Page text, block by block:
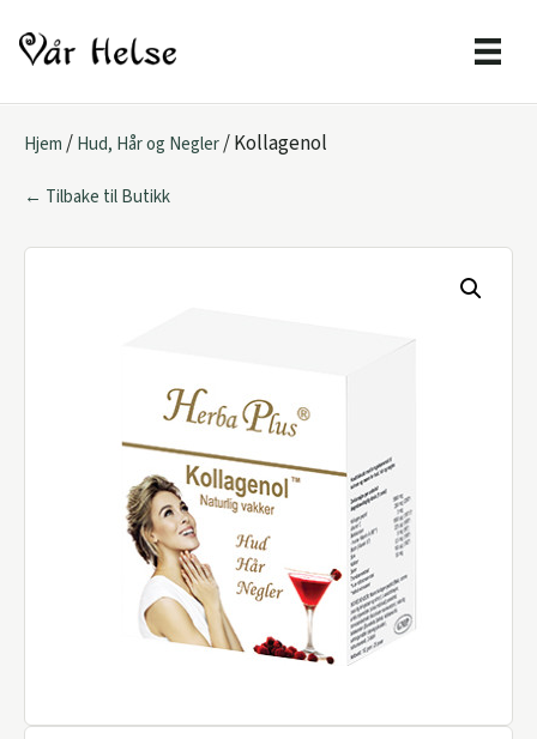
Hjem/Hud, Hår og Negler/ Kollagenol
← Tilbake til Butikk